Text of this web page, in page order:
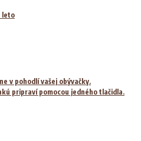
leto
v pohodlí vašej obývačky.
pripraví pomocou jedného tlačidla.